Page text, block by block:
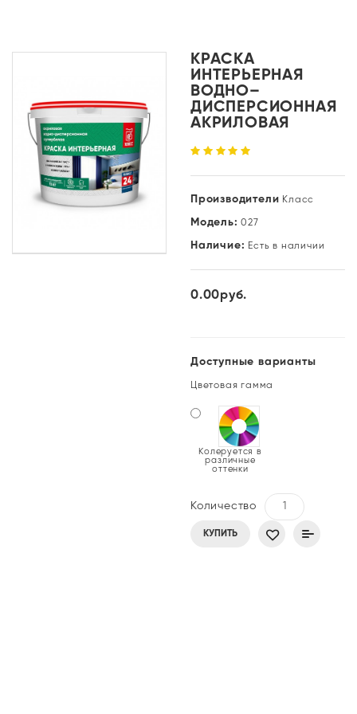
КРАСКА
ИНТЕРЬЕРНАЯ
ВОДНО–
ДИСПЕРСИОННАЯ
АКРИЛОВАЯ
Производители Класс
Модель: 027
Наличие: Есть в наличии
0.00руб.
Доступные варианты
Цветовая гамма
Колеруется в
различные
оттенки
Количество
КУПИТЬ